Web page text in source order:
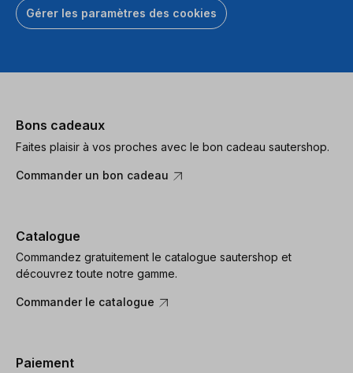
Gérer les paramètres des cookies
Bons cadeaux
Faites plaisir à vos proches avec le bon cadeau sautershop.
Commander un bon cadeau
Catalogue
Commandez gratuitement le catalogue sautershop et
découvrez toute notre gamme.
Commander le catalogue
Paiement